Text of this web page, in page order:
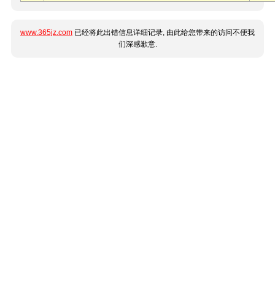
www.365jz.com 已经将此出错信息详细记录, 由此给您带来的访问不便我
们深感歉意.